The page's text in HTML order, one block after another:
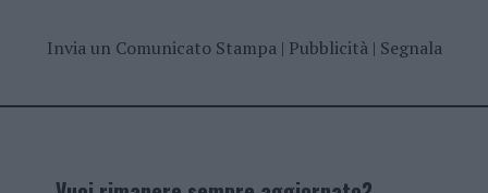
Invia un Comunicato Stampa| Pubblicità| Segnala